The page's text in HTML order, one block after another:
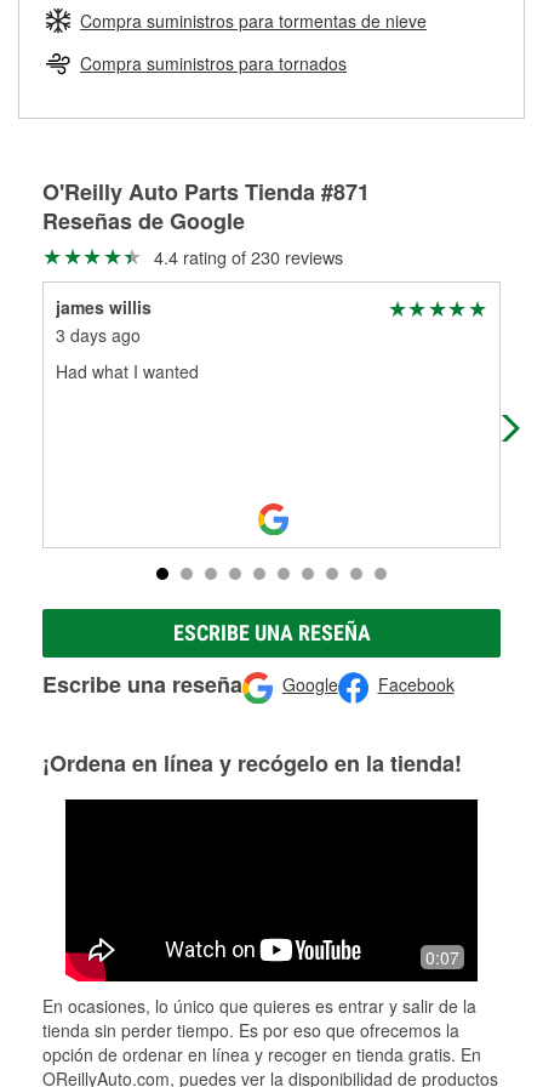
Más información sobre el Programa de Préstamo de
Herramientas de O'Reilly
medirán tus tambores o discos para determinar si pueden
ser rectificados con seguridad. Si tus tambores o discos no
pueden ser reutilizados, podemos ayudarte a encontrar las
partes de reemplazo correctas para tu reparación.
Rectificación de tambores y discos de freno
Compra suministros para tormentas de nieve
Compra suministros para tornados
O'Reilly Auto Parts Tienda #871
Reseñas de Google
4.4 rating of 230 reviews
james willis
3 days ago
Had what I wanted
ESCRIBE UNA RESEÑA
Escribe una reseña Google Facebook
¡Ordena en línea y recógelo en la tienda!
0:07
En ocasiones, lo único que quieres es entrar y salir de la
tienda sin perder tiempo. Es por eso que ofrecemos la
opción de ordenar en línea y recoger en tienda gratis. En
OReillyAuto.com, puedes ver la disponibilidad de productos